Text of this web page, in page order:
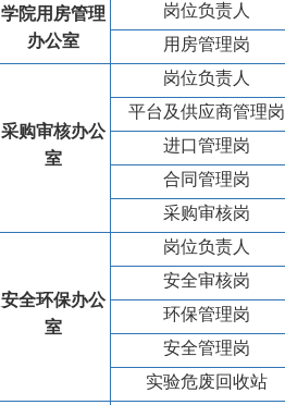
学院用房管理
办公室
岗位负责人
用房管理岗
采购审核办公
室
岗位负责人
平台及供应商管理岗
进口管理岗
合同管理岗
采购审核岗
安全环保办公
室
岗位负责人
安全审核岗
环保管理岗
安全管理岗
实验危废回收站